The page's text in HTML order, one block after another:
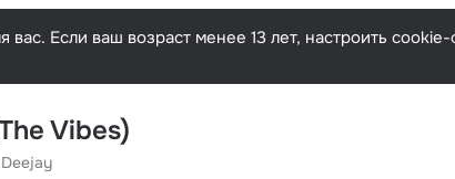
Если ваш возраст менее 13 лет, настроить
Vibes)